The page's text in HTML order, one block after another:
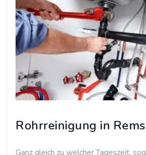
Rohrreinigung in
Ganz gleich zu welcher Tageszeit,